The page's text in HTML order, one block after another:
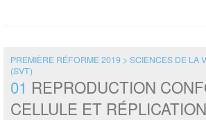
PREMIÈRE RÉFORME 2019 > SCIENCES DE LA
(SVT)
01 REPRODUCTION
CELLULE ET